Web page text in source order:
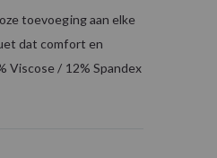
toevoeging aan elke
dat comfort en
Viscose / 12% Spandex